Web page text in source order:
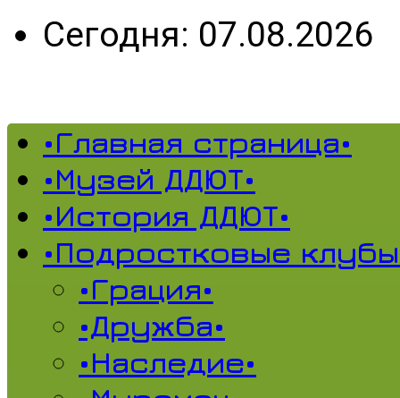
Сегодня: 07.08.2026
•Главная страница•
•Музей ДДЮТ•
•История ДДЮТ•
•Подростковые
•Грация•
•Дружба•
•Наследие•